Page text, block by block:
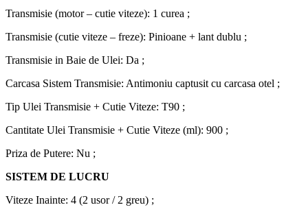
Transmisie (motor – cutie viteze): 1 curea ;
Transmisie (cutie viteze – freze): Pinioane + lant dublu ;
Transmisie in Baie de Ulei: Da ;
Carcasa Sistem Transmisie: Antimoniu captusit cu carcasa otel ;
Tip Ulei Transmisie + Cutie Viteze: T90 ;
Cantitate Ulei Transmisie + Cutie Viteze (ml): 900 ;
Priza de Putere: Nu ;
SISTEM DE LUCRU
Viteze Inainte: 4 (2 usor / 2 greu) ;